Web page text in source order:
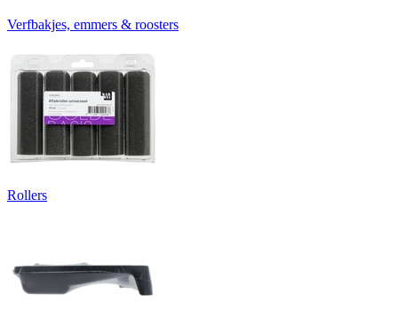
Verfbakjes, emmers & roosters
Rollers